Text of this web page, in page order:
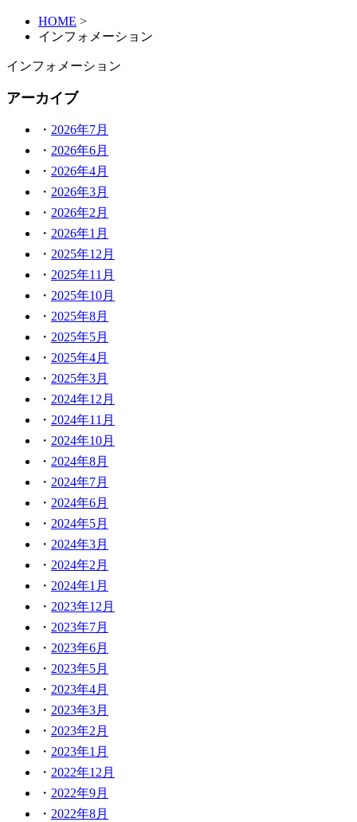
HOME >
インフォメーション
インフォメーション
アーカイブ
2026年7月
2026年6月
2026年4月
2026年3月
2026年2月
2026年1月
2025年12月
2025年11月
2025年10月
2025年8月
2025年5月
2025年4月
2025年3月
2024年12月
2024年11月
2024年10月
2024年8月
2024年7月
2024年6月
2024年5月
2024年3月
2024年2月
2024年1月
2023年12月
2023年7月
2023年6月
2023年5月
2023年4月
2023年3月
2023年2月
2023年1月
2022年12月
2022年9月
2022年8月